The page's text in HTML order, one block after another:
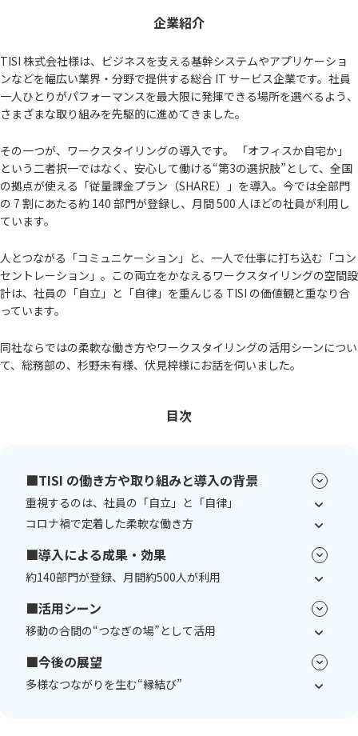
企業紹介
TISI 株式会社様は、ビジネスを⽀える基幹システムやアプリケーショ
ンなどを幅広い業界・分野で提供する総合 IT サービス企業です。社員
⼀⼈ひとりがパフォーマンスを最⼤限に発揮できる場所を選べるよう、
さまざまな取り組みを先駆的に進めてきました。
その⼀つが、ワークスタイリングの導⼊です。 「オフィスか⾃宅か」
という⼆者択⼀ではなく、安⼼して働ける“第3の選択肢”として、全国
の拠点が使える「従量課⾦プラン（SHARE）」を導⼊。今では全部⾨
の 7 割にあたる約 140 部⾨が登録し、⽉間 500 ⼈ほどの社員が利⽤し
ています。
⼈とつながる「コミュニケーション」と、⼀⼈で仕事に打ち込む「コン
セントレーション」。この両⽴をかなえるワークスタイリングの空間設
計は、社員の「⾃⽴」と「⾃律」を重んじる TISI の価値観と重なり合
っています。
同社ならではの柔軟な働き⽅やワークスタイリングの活⽤シーンについ
て、総務部の、杉野未有様、伏⾒梓様にお話を伺いました。
目次
■TISI の働き方や取り組みと導入の背景
重視するのは、社員の「自立」と「自律」
コロナ禍で定着した柔軟な働き方
■導入による成果・効果
約140部門が登録、月間約500人が利用
■活用シーン
移動の合間の“つなぎの場”として活用
■今後の展望
多様なつながりを生む“縁結び”